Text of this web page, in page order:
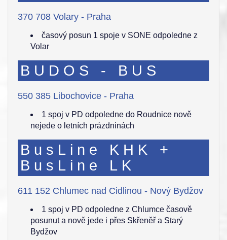
370 708 Volary - Praha
časový posun 1 spoje v SONE odpoledne z
Volar
BUDOS - BUS
550 385 Libochovice - Praha
1 spoj v PD odpoledne do Roudnice nově
nejede o letních prázdninách
BusLine KHK +
BusLine LK
611 152 Chlumec nad Cidlinou - Nový Bydžov
1 spoj v PD odpoledne z Chlumce časově
posunut a nově jede i přes Skřeněř a Starý
Bydžov